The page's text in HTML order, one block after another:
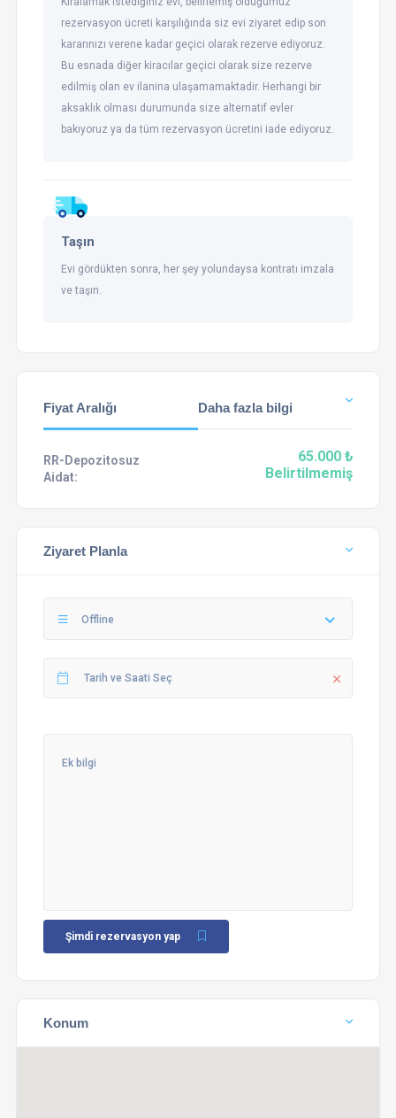
rezervasyon ücreti karşılığında siz evi ziyaret edip son
kararınızı verene kadar geçici olarak rezerve ediyoruz.
Bu esnada diğer kiracılar geçici olarak size rezerve
edilmiş olan ev ilanina ulaşamamaktadir. Herhangi bir
aksaklık olması durumunda size alternatif evler
bakıyoruz ya da tüm rezervasyon ücretini iade ediyoruz.
Taşın
Evi gördükten sonra, her şey yolundaysa kontratı imzala
ve taşın.
Fiyat Aralığı Daha fazla bilgi
RR-Depozitosuz 65.000 ₺
Aidat: Belirtilmemiş
Ziyaret Planla
Offline
Şimdi rezervasyon yap
Konum